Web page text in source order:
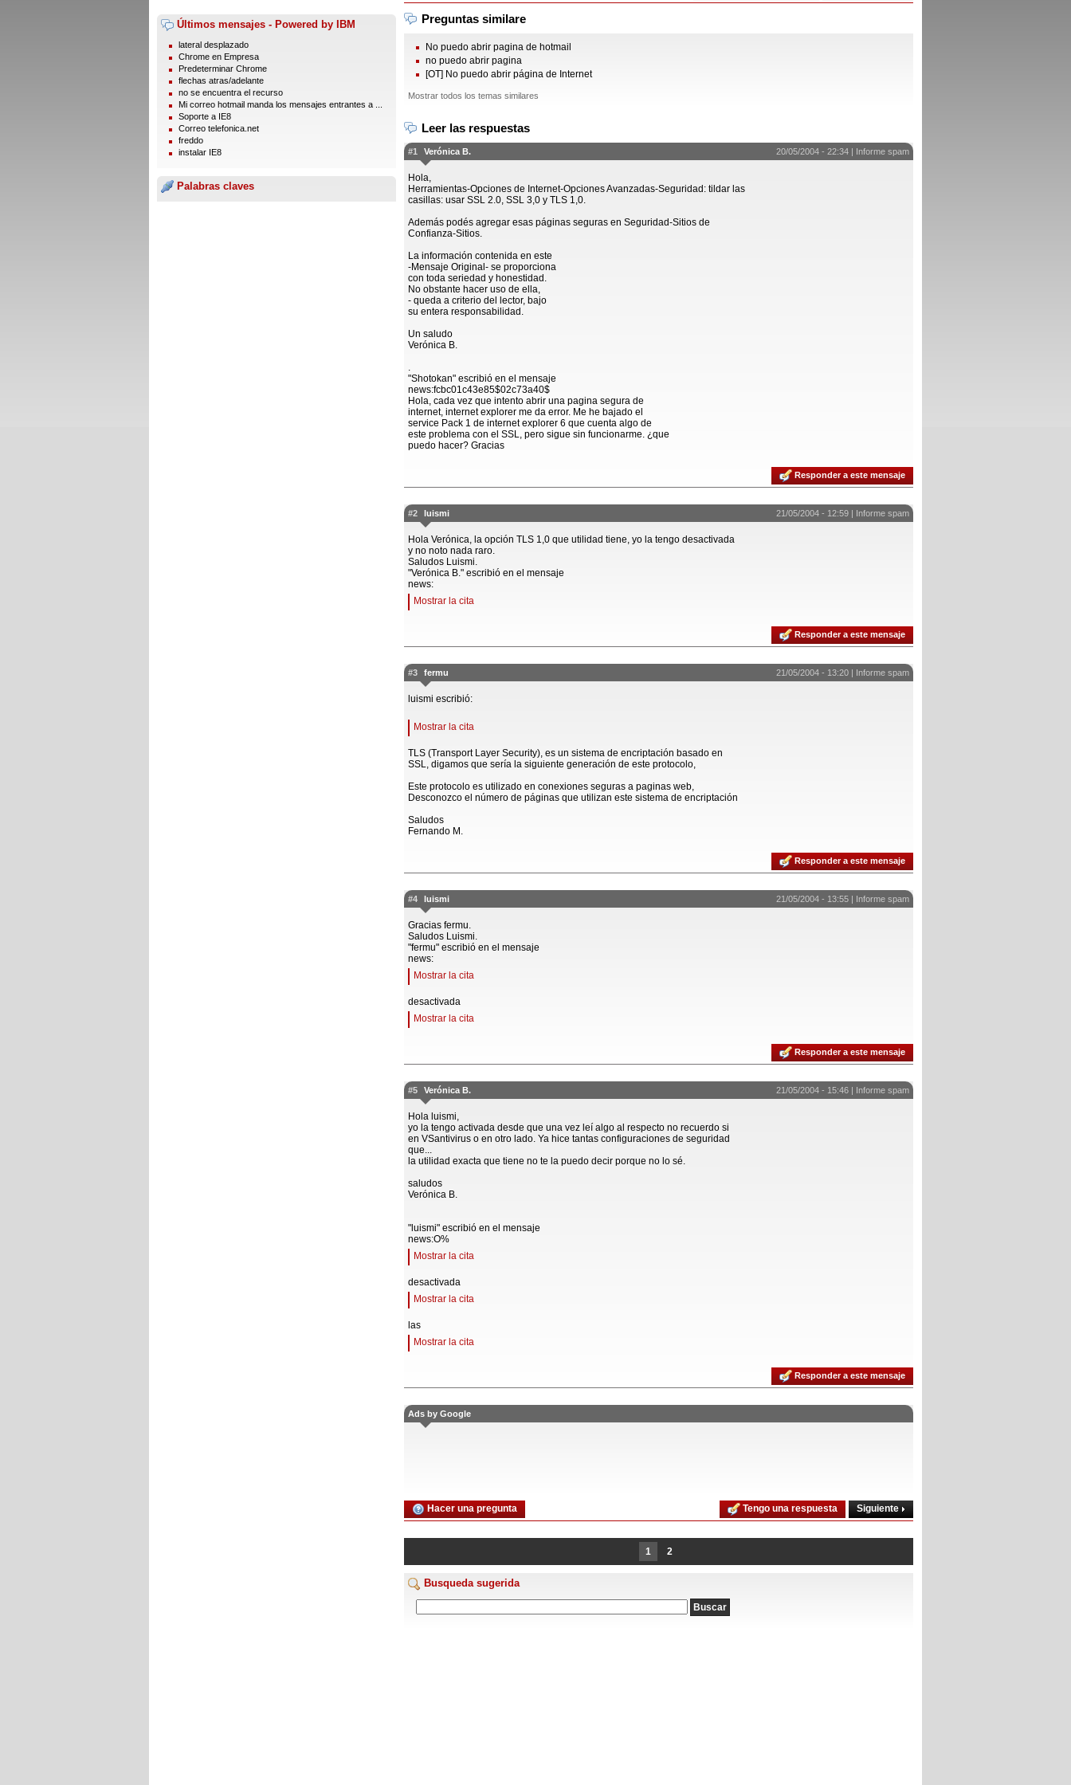
Últimos mensajes - Powered by IBM
lateral desplazado
Chrome en Empresa
Predeterminar Chrome
flechas atras/adelante
no se encuentra el recurso
Mi correo hotmail manda los mensajes entrantes a ...
Soporte a IE8
Correo telefonica.net
freddo
instalar IE8
Palabras claves
Preguntas similare
No puedo abrir pagina de hotmail
no puedo abrir pagina
[OT] No puedo abrir página de Internet
Mostrar todos los temas similares
Leer las respuestas
#1 Verónica B. 20/05/2004 - 22:34 | Informe spam
Hola,
Herramientas-Opciones de Internet-Opciones Avanzadas-Seguridad: tildar las
casillas: usar SSL 2.0, SSL 3,0 y TLS 1,0.
Además podés agregar esas páginas seguras en Seguridad-Sitios de
Confianza-Sitios.
La información contenida en este
-Mensaje Original- se proporciona
con toda seriedad y honestidad.
No obstante hacer uso de ella,
- queda a criterio del lector, bajo
su entera responsabilidad.
Un saludo
Verónica B.
.
"Shotokan" escribió en el mensaje
news:fcbc01c43e85$02c73a40$
Hola, cada vez que intento abrir una pagina segura de
internet, internet explorer me da error. Me he bajado el
service Pack 1 de internet explorer 6 que cuenta algo de
este problema con el SSL, pero sigue sin funcionarme. ¿que
puedo hacer? Gracias
Responder a este mensaje
#2 luismi 21/05/2004 - 12:59 | Informe spam
Hola Verónica, la opción TLS 1,0 que utilidad tiene, yo la tengo desactivada
y no noto nada raro.
Saludos Luismi.
"Verónica B." escribió en el mensaje
news:
Mostrar la cita
Responder a este mensaje
#3 fermu 21/05/2004 - 13:20 | Informe spam
luismi escribió:
Mostrar la cita
TLS (Transport Layer Security), es un sistema de encriptación basado en
SSL, digamos que sería la siguiente generación de este protocolo,
Este protocolo es utilizado en conexiones seguras a paginas web,
Desconozco el número de páginas que utilizan este sistema de encriptación
Saludos
Fernando M.
Responder a este mensaje
#4 luismi 21/05/2004 - 13:55 | Informe spam
Gracias fermu.
Saludos Luismi.
"fermu" escribió en el mensaje
news:
Mostrar la cita
desactivada
Mostrar la cita
Responder a este mensaje
#5 Verónica B. 21/05/2004 - 15:46 | Informe spam
Hola luismi,
yo la tengo activada desde que una vez leí algo al respecto no recuerdo si
en VSantivirus o en otro lado. Ya hice tantas configuraciones de seguridad
que...
la utilidad exacta que tiene no te la puedo decir porque no lo sé.
saludos
Verónica B.
"luismi" escribió en el mensaje
news:O%
Mostrar la cita
desactivada
Mostrar la cita
las
Mostrar la cita
Responder a este mensaje
Ads by Google
Hacer una pregunta Siguiente
Tengo una respuesta
1 2
Busqueda sugerida